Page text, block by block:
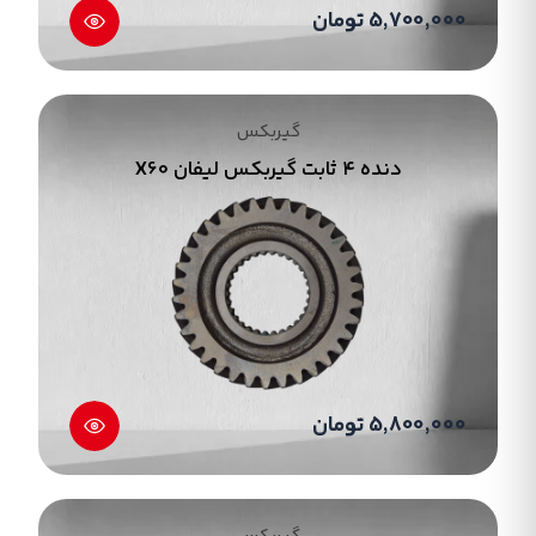
گیربکس جیلی می توان بدون بالا بردن دور موتور به
سرعت دلخواه رسید و همچنین از سرعت های
خروج است خودرو را به صورت کامل در اختیار راننده
قرار می دهد.تنظیم جهت حرکت خودرو و کارکردن
موتور بدون حرکت خودرو از جمله وظایف گیربکس می
باشد. گیربکس در خودرو یکی از مهم ترین بخش های
آن است.قطعات گیربکس به هم پیوسته هستند و
عملکردشان بهم وابسته می باشد گیربکس جیلی از
قطعات متعددی تشکیل شده است یکی از بخش
های مهم گیربکس چرخ دنده ها روی دسته دنده
داخل کابین هستند و بسته به فعالیت هر یک و
میزان گشتاور انتقالی از موتور مشخص می شود. و
وجود این چرخ دنده ها در تمامی گیربکس ها ثابت
هستند.
5,700,000 تومان
گیربکس
دنده ۴ ثابت گیربکس لیفان X60
5,800,000 تومان